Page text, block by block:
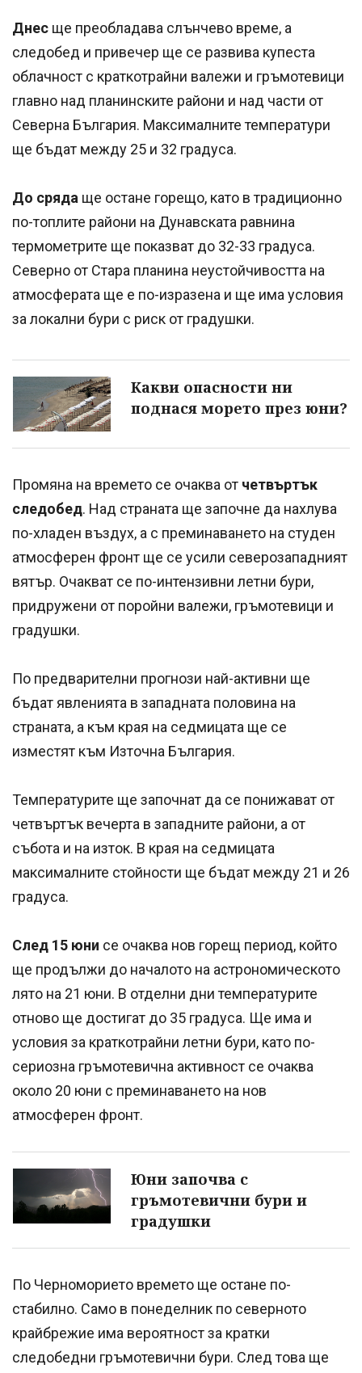
Днес ще преобладава слънчево време, а
следобед и привечер ще се развива купеста
облачност с краткотрайни валежи и гръмотевици
главно над планинските райони и над части от
Северна България. Максималните температури
ще бъдат между 25 и 32 градуса.
До сряда ще остане горещо, като в традиционно
по-топлите райони на Дунавската равнина
термометрите ще показват до 32-33 градуса.
Северно от Стара планина неустойчивостта на
атмосферата ще е по-изразена и ще има условия
за локални бури с риск от градушки.
Какви опасности ни
поднася морето през юни?
Промяна на времето се очаква от четвъртък
следобед. Над страната ще започне да нахлува
по-хладен въздух, а с преминаването на студен
атмосферен фронт ще се усили северозападният
вятър. Очакват се по-интензивни летни бури,
придружени от поройни валежи, гръмотевици и
градушки.
По предварителни прогнози най-активни ще
бъдат явленията в западната половина на
страната, а към края на седмицата ще се
изместят към Източна България.
Температурите ще започнат да се понижават от
четвъртък вечерта в западните райони, а от
събота и на изток. В края на седмицата
максималните стойности ще бъдат между 21 и 26
градуса.
След 15 юни се очаква нов горещ период, който
ще продължи до началото на астрономическото
лято на 21 юни. В отделни дни температурите
отново ще достигат до 35 градуса. Ще има и
условия за краткотрайни летни бури, като по-
сериозна гръмотевична активност се очаква
около 20 юни с преминаването на нов
атмосферен фронт.
Юни започва с
гръмотевични бури и
градушки
По Черноморието времето ще остане по-
стабилно. Само в понеделник по северното
крайбрежие има вероятност за кратки
следобедни гръмотевични бури. След това ще